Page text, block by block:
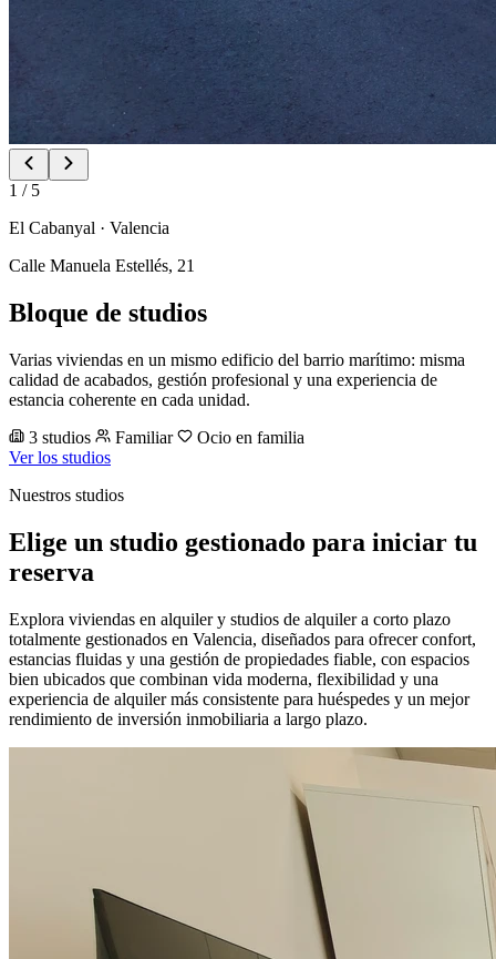
1 / 5
El Cabanyal · Valencia
Calle Manuela Estellés, 21
Bloque de studios
Varias viviendas en un mismo edificio del barrio marítimo: misma
calidad de acabados, gestión profesional y una experiencia de
estancia coherente en cada unidad.
3 studios
Familiar
Ocio en familia
Ver los studios
Nuestros studios
Elige un studio gestionado para iniciar tu
reserva
Explora viviendas en alquiler y studios de alquiler a corto plazo
totalmente gestionados en Valencia, diseñados para ofrecer confort,
estancias fluidas y una gestión de propiedades fiable, con espacios
bien ubicados que combinan vida moderna, flexibilidad y una
experiencia de alquiler más consistente para huéspedes y un mejor
rendimiento de inversión inmobiliaria a largo plazo.